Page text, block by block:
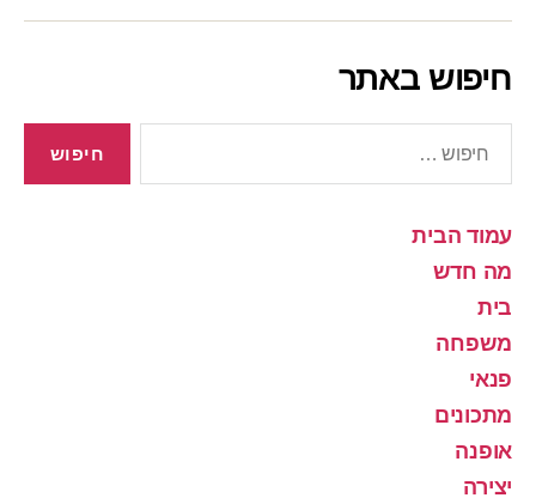
חיפוש באתר
עמוד הבית
מה חדש
בית
משפחה
פנאי
מתכונים
אופנה
יצירה